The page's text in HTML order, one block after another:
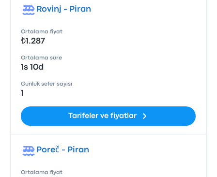
Rovinj - Piran
Ortalama fiyat
₺1.287
Ortalama süre
1s 10d
Günlük sefer sayısı
1
Tarifeler ve fiyatlar
Poreč - Piran
Ortalama fiyat